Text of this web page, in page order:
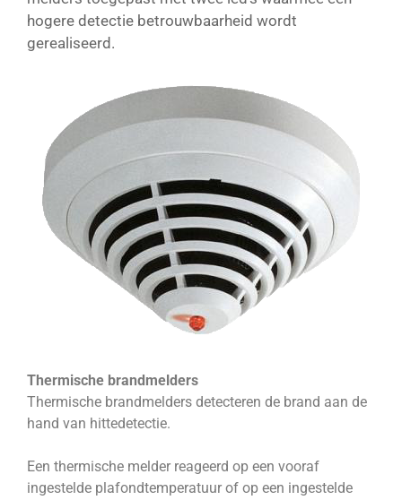
hogere detectie betrouwbaarheid wordt
gerealiseerd.
Thermische brandmelders
Thermische brandmelders detecteren de brand aan de
hand van hittedetectie.
Een thermische melder reageerd op een vooraf
ingestelde plafondtemperatuur of op een ingestelde